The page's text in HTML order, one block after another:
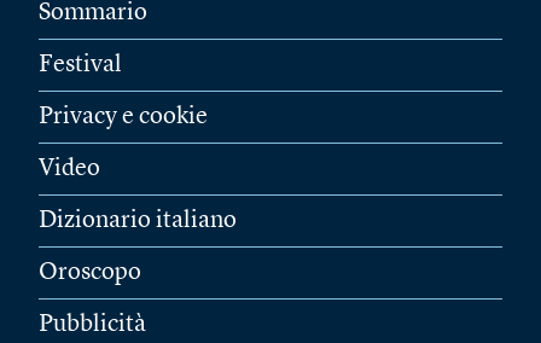
Sommario
Festival
Privacy e cookie
Video
Dizionario italiano
Oroscopo
Pubblicità